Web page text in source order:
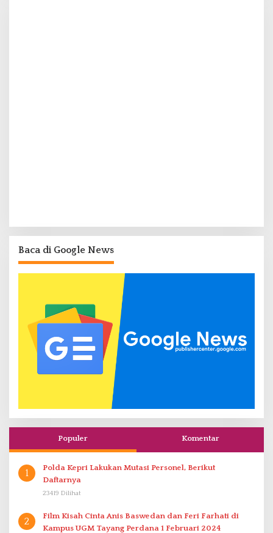
Baca di Google News
Populer Komentar
1
Polda Kepri Lakukan Mutasi Personel, Berikut
Daftarnya
23419 Dilihat
2
Film Kisah Cinta Anis Baswedan dan Feri Farhati di
Kampus UGM Tayang Perdana 1 Februari 2024